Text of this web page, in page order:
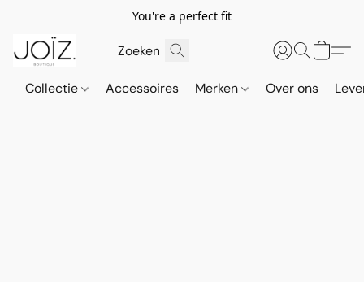
You're a perfect fit
Collectie Accessoires Merken Over ons